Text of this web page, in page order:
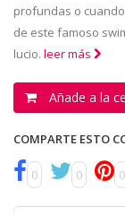
profundas o
de este famoso
lucio. leer más
Añade a la
COMPARTE ESTO
0 0 0